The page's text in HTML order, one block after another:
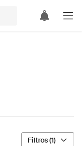
Filtros (1)